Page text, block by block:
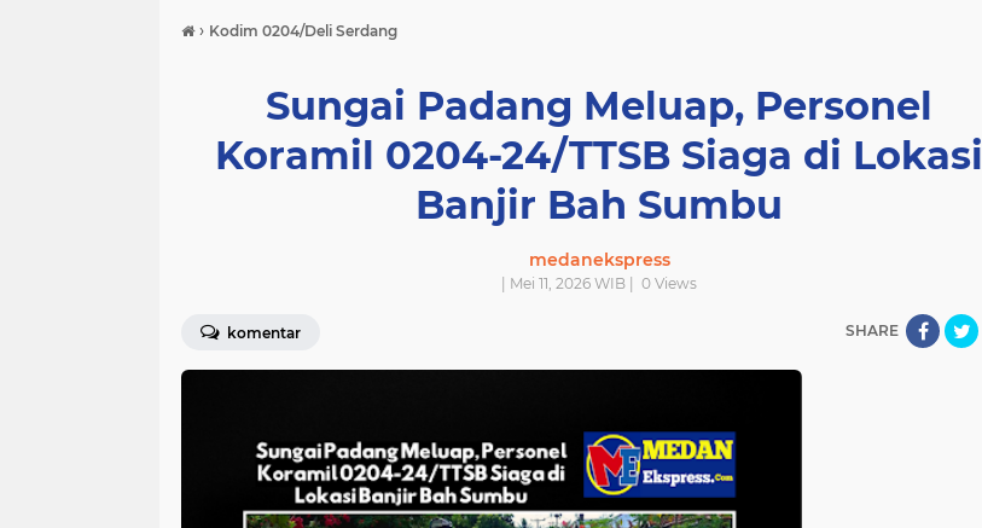
› Kodim 0204/Deli Serdang
Sungai Padang Meluap, Personel
Koramil 0204-24/TTSB Siaga di Lokasi
Banjir Bah Sumbu
medanekspress
| Mei 11, 2026 WIB | 0 Views
komentar SHARE